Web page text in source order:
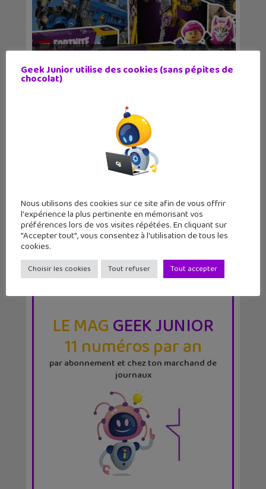
LEGO révèle les sets inspirés du jeu
vidéo Fortnit...
LE MAGGEEK JUNIOR
11 numéros par an
par abonnement et chez ton marchand de
journaux
Geek Junior utilise des cookies (sans pépites de
chocolat)
Nous utilisons des cookies sur ce site afin de vous offrir
l'expérience la plus pertinente en mémorisant vos
préférences lors de vos visites répétées. En cliquant sur
"Accepter tout", vous consentez à l'utilisation de tous les
cookies.
Choisir les cookies Tout refuser Tout accepter